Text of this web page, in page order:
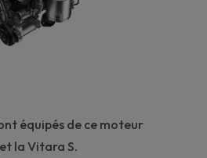
équipés de ce moteur
la Vitara S.